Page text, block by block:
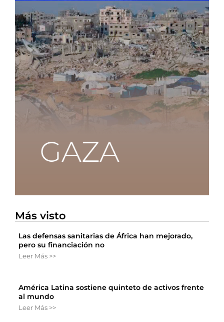
Más visto
Las defensas sanitarias de África han mejorado,
pero su financiación no
Leer Más >>
América Latina sostiene quinteto de activos frente
al mundo
Leer Más >>